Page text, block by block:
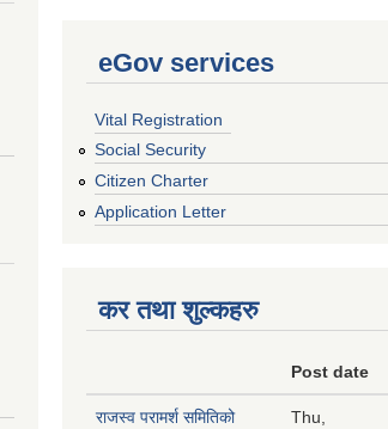
eGov services
Vital Registration
Social Security
Citizen Charter
Application Letter
कर तथा शुल्कहरु
Post date
राजस्व परामर्श समितिको
Thu,